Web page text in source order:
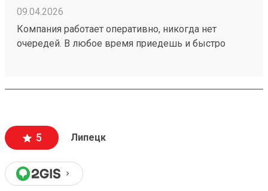
09.04.2026
Компания работает оперативно, никогда нет
очередей. В любое время приедешь и быстро
5 Липецк